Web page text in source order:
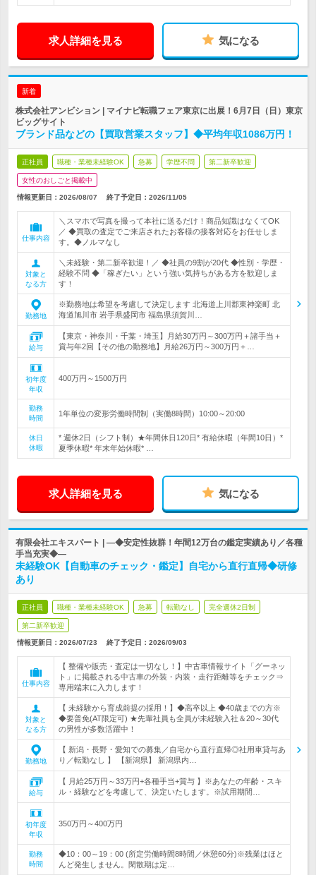
求人詳細を見る 気になる
新着
株式会社アンビション | マイナビ転職フェア東京に出展！6月7日（日）東京
ビッグサイト
ブランド品などの【買取営業スタッフ】◆平均年収1086万円！
正社員 職種・業種未経験OK 急募 学歴不問 第二新卒歓迎
女性のおしごと掲載中
情報更新日：2026/08/07 終了予定日： 2026/11/05
仕事内容
＼スマホで写真を撮って本社に送るだけ！商品知識はなくてOK
／ ◆買取の査定でご来店されたお客様の接客対応をお任せしま
す。◆ノルマなし
対象と
なる方
＼未経験・第二新卒歓迎！／ ◆社員の9割が20代 ◆性別・学歴・
経験不問 ◆「稼ぎたい」という強い気持ちがある方を歓迎しま
す！
勤務地
※勤務地は希望を考慮して決定します 北海道上川郡東神楽町 北
海道旭川市 岩手県盛岡市 福島県須賀川…
給与
【東京・神奈川・千葉・埼玉】月給30万円～300万円＋諸手当＋
賞与年2回【その他の勤務地】月給26万円～300万円＋…
初年度
年収
400万円～1500万円
勤務
時間
1年単位の変形労働時間制（実働8時間）10:00～20:00
休日
休暇
* 週休2日（シフト制）★年間休日120日* 有給休暇（年間10日）*
夏季休暇* 年末年始休暇* …
求人詳細を見る 気になる
有限会社エキスパート | ―◆安定性抜群！年間12万台の鑑定実績あり／各種
手当充実◆―
未経験OK【自動車のチェック・鑑定】自宅から直行直帰◆研修
あり
正社員 職種・業種未経験OK 急募 転勤なし 完全週休2日制
第二新卒歓迎
情報更新日：2026/07/23 終了予定日： 2026/09/03
仕事内容
【 整備や販売・査定は一切なし！】中古車情報サイト「グーネッ
ト」に掲載される中古車の外装・内装・走行距離等をチェック⇒
専用端末に入力します！
対象と
なる方
【 未経験から育成前提の採用！】◆高卒以上 ◆40歳までの方※
◆要普免(AT限定可) ★先輩社員も全員が未経験入社＆20～30代
の男性が多数活躍中！
勤務地
【 新潟・長野・愛知での募集／自宅から直行直帰◎社用車貸与あ
り／転勤なし 】 【新潟県】 新潟県内…
給与
【 月給25万円～33万円+各種手当+賞与 】※あなたの年齢・スキ
ル・経験などを考慮して、決定いたします。※試用期間…
初年度
年収
350万円～400万円
勤務
時間
◆10：00～19：00 (所定労働時間8時間／休憩60分)※残業はほと
んど発生しません。閑散期は定…